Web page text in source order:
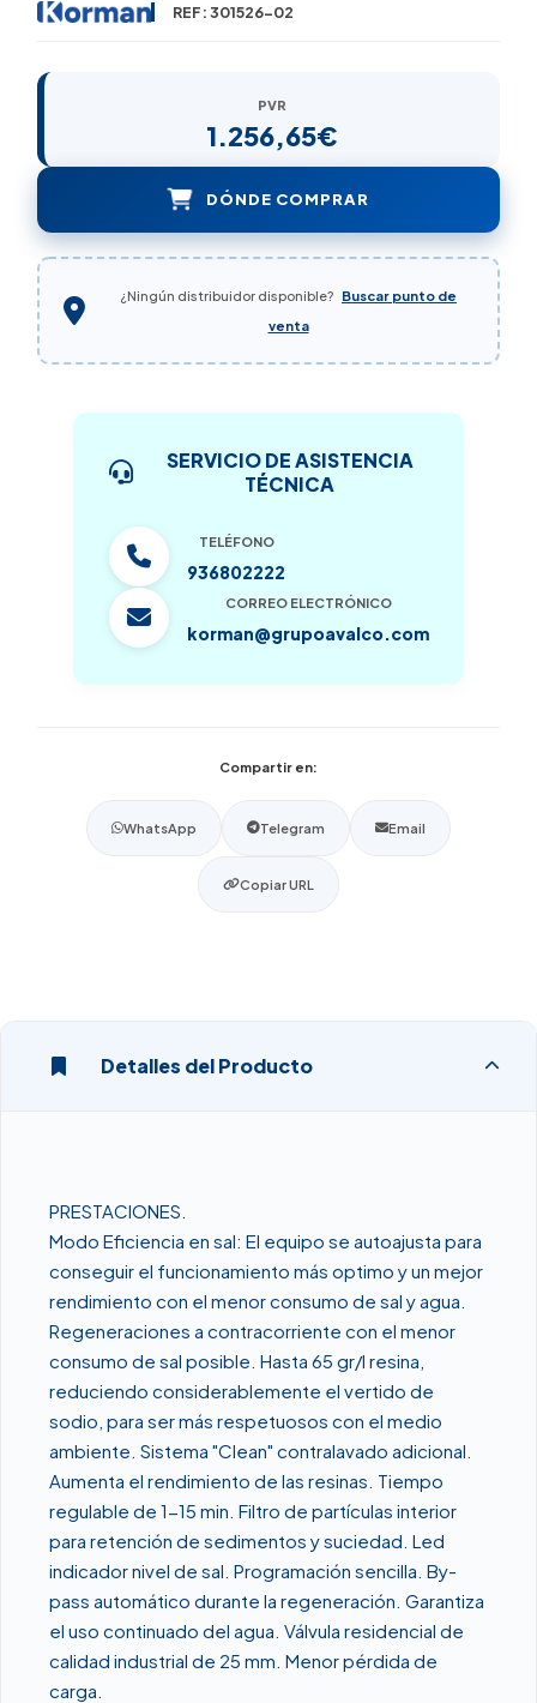
REF: 301526-02
PVR
1.256,65€
DÓNDE COMPRAR
¿Ningún distribuidor disponible?
Buscar punto de
venta
SERVICIO DE ASISTENCIA
TÉCNICA
TELÉFONO
936802222
CORREO ELECTRÓNICO
korman@grupoavalco.com
Compartir en:
WhatsApp Telegram Email
Copiar URL
Detalles del Producto
PRESTACIONES.
Modo Eficiencia en sal: El equipo se autoajusta para
conseguir el funcionamiento más optimo y un mejor
rendimiento con el menor consumo de sal y agua.
Regeneraciones a contracorriente con el menor
consumo de sal posible. Hasta 65 gr/l resina,
reduciendo considerablemente el vertido de
sodio, para ser más respetuosos con el medio
ambiente. Sistema "Clean" contralavado adicional.
Aumenta el rendimiento de las resinas. Tiempo
regulable de 1-15 min. Filtro de partículas interior
para retención de sedimentos y suciedad. Led
indicador nivel de sal. Programación sencilla. By-
pass automático durante la regeneración. Garantiza
el uso continuado del agua. Válvula residencial de
calidad industrial de 25 mm. Menor pérdida de
carga.